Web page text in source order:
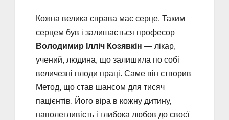
Кожна велика справа має серце. Таким
серцем був і залишається професор
Володимир Ілліч Козявкін — лікар,
учений, людина, що залишила по собі
величезні плоди праці. Саме він створив
Метод, що став шансом для тисяч
пацієнтів. Його віра в кожну дитину,
наполегливість і глибока любов до своєї